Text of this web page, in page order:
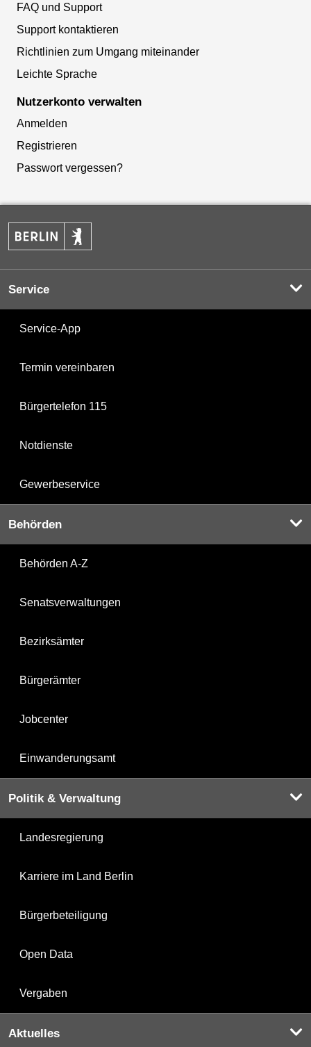
FAQ und Support
Support kontaktieren
Richtlinien zum Umgang miteinander
Leichte Sprache
Nutzerkonto verwalten
Anmelden
Registrieren
Passwort vergessen?
Service
Service-App
Termin vereinbaren
Bürgertelefon 115
Notdienste
Gewerbeservice
Behörden
Behörden A-Z
Senatsverwaltungen
Bezirksämter
Bürgerämter
Jobcenter
Einwanderungsamt
Politik & Verwaltung
Landesregierung
Karriere im Land Berlin
Bürgerbeteiligung
Open Data
Vergaben
Aktuelles